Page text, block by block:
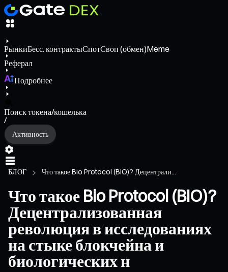
РынкиБесс. контрактыСпотСвоп (обмен)Meme
Реферал
Подробнее
Поиск токена/кошелька
/
Активность
БЛОГ Что такое Bio Protocol (BIO)? Децентрали...
Что такое Bio Protocol (BIO)?
Децентрализованная
революция в исследованиях
на стыке блокчейна и
биологических н